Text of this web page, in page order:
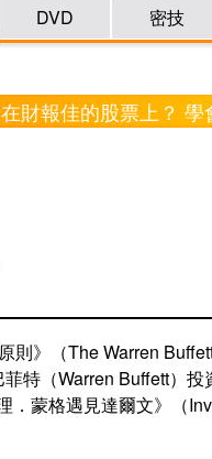
DVD 密技
財報佳的股票上？
則》（The Warren
特（Warren Buffett）
．蒙格遇見達爾文》（